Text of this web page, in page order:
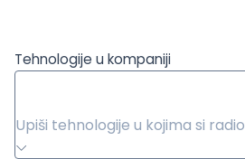
Tehnologije u kompaniji
Upiši tehnologije u kojima si radio